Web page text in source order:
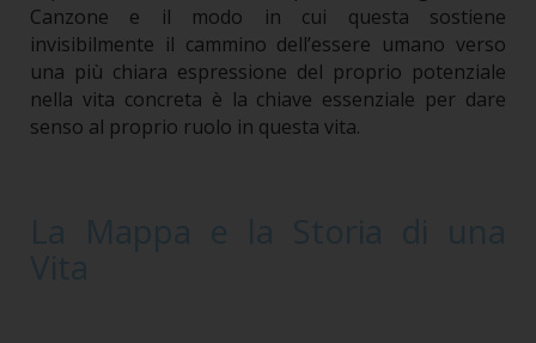
Canzone e il modo in cui questa sostiene
invisibilmente il cammino dell’essere umano verso
una più chiara espressione del proprio potenziale
nella vita concreta è la chiave essenziale per dare
senso al proprio ruolo in questa vita.